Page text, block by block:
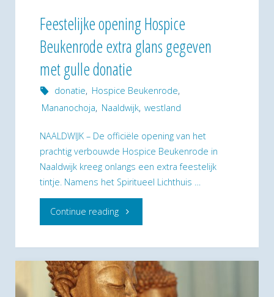
op
de
Westland
Reünie!"
Feestelijke opening Hospice
Beukenrode extra glans gegeven
met gulle donatie
donatie, Hospice Beukenrode,
Mananochoja, Naaldwijk, westland
NAALDWIJK – De officiële opening van het
prachtig verbouwde Hospice Beukenrode in
Naaldwijk kreeg onlangs een extra feestelijk
tintje. Namens het Spiritueel Lichthuis …
Continue reading"Feestelijke
Hospice
Beukenrode